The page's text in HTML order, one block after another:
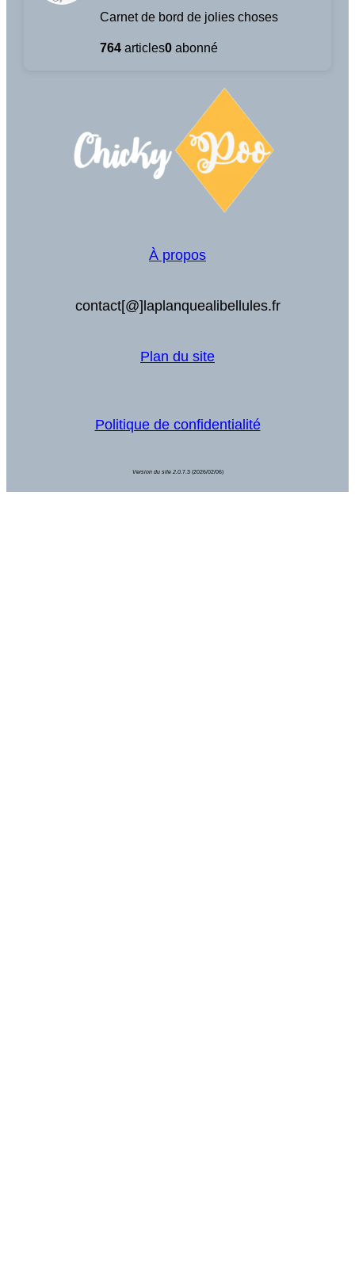
Carnet de bord de jolies choses
764 articles0 abonné
À propos
contact[@]laplanquealibellules.fr
Plan du site
Politique de confidentialité
Version du site 2.0. 7.3 (2026/02/06)